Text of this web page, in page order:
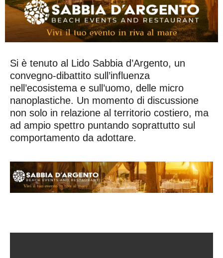
Si è tenuto al Lido Sabbia d’Argento, un
convegno-dibattito sull’influenza
nell’ecosistema e sull’uomo, delle micro
nanoplastiche. Un momento di discussione
non solo in relazione al territorio costiero, ma
ad ampio spettro puntando soprattutto sul
comportamento da adottare.